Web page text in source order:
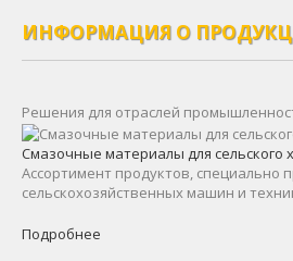
ИНФОРМАЦИЯ О
Решения для отраслей
Смазочные материалы для сельского
Ассортимент продуктов, специально
сельскохозяйственных машин и
Подробнее